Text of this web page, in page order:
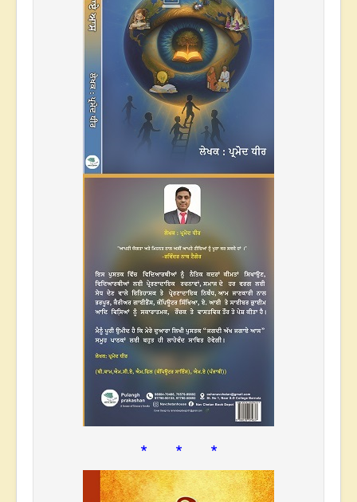
* * *